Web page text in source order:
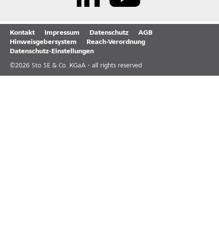
Kontakt Impressum Datenschutz
AGB
Hinweisgebersystem
Reach-Verordnung
Datenschutz-Einstellungen
©2026 Sto SE & Co. KGaA - all rights reserved